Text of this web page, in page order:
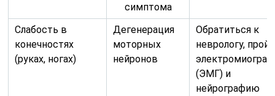
симптома
Слабость в
конечностях
(руках, ногах)
Дегенерация
моторных
нейронов
Обратиться к
неврологу,
(ЭМГ) и
нейрографию